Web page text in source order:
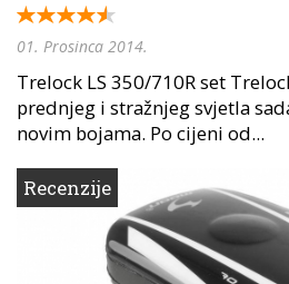
01. Prosinca 2014.
Trelock LS 350/710R set
prednjeg i stražnjeg svjetla
novim bojama. Po cijeni od...
Recenzije